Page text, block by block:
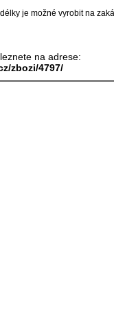
je možné vyrobit na
na adrese:
zbozi/4797/